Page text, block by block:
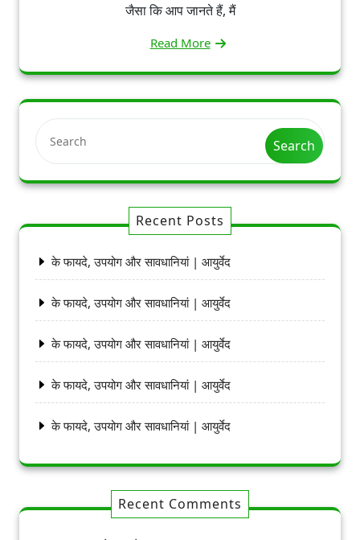
जैसा कि आप जानते हैं, मैं
Read More
Search
Recent Posts
के फायदे, उपयोग और सावधानियां | आयुर्वेद
के फायदे, उपयोग और सावधानियां | आयुर्वेद
के फायदे, उपयोग और सावधानियां | आयुर्वेद
के फायदे, उपयोग और सावधानियां | आयुर्वेद
के फायदे, उपयोग और सावधानियां | आयुर्वेद
Recent Comments